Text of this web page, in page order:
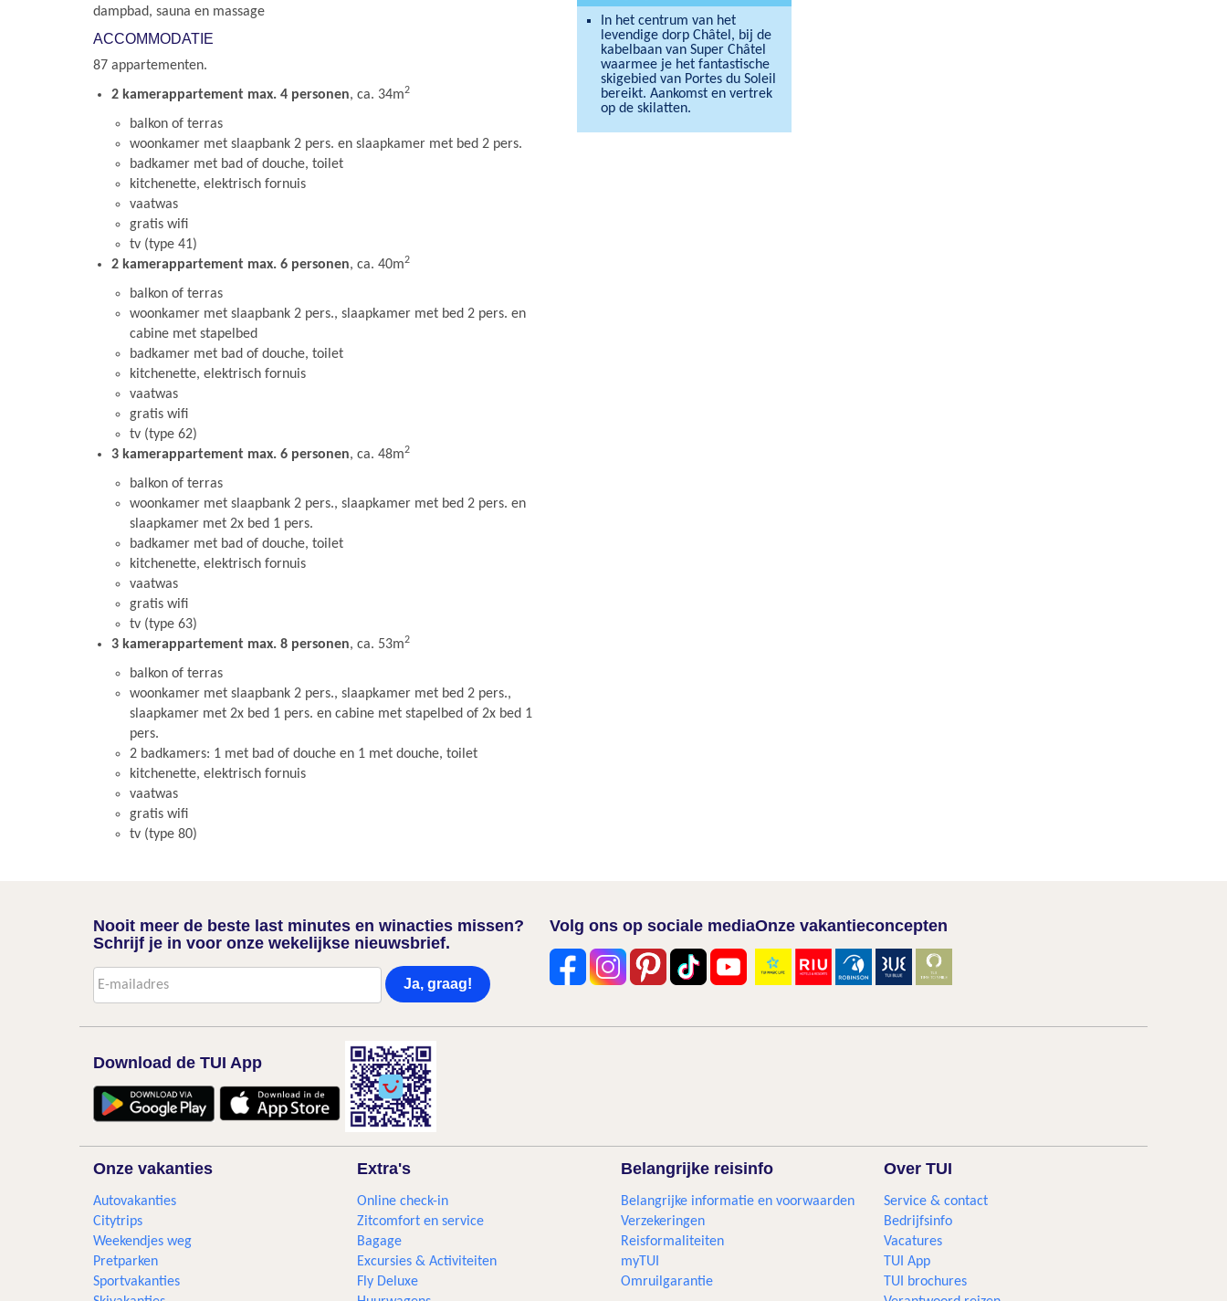
dampbad, sauna en massage
ACCOMMODATIE
87 appartementen.
2 kamerappartement max. 4 personen, ca. 34m2
balkon of terras
woonkamer met slaapbank 2 pers. en slaapkamer met bed 2 pers.
badkamer met bad of douche, toilet
kitchenette, elektrisch fornuis
vaatwas
gratis wifi
tv (type 41)
2 kamerappartement max. 6 personen, ca. 40m2
balkon of terras
woonkamer met slaapbank 2 pers., slaapkamer met bed 2 pers. en
cabine met stapelbed
badkamer met bad of douche, toilet
kitchenette, elektrisch fornuis
vaatwas
gratis wifi
tv (type 62)
3 kamerappartement max. 6 personen, ca. 48m2
balkon of terras
woonkamer met slaapbank 2 pers., slaapkamer met bed 2 pers. en
slaapkamer met 2x bed 1 pers.
badkamer met bad of douche, toilet
kitchenette, elektrisch fornuis
vaatwas
gratis wifi
tv (type 63)
3 kamerappartement max. 8 personen, ca. 53m2
balkon of terras
woonkamer met slaapbank 2 pers., slaapkamer met bed 2 pers.,
slaapkamer met 2x bed 1 pers. en cabine met stapelbed of 2x bed 1
pers.
2 badkamers: 1 met bad of douche en 1 met douche, toilet
kitchenette, elektrisch fornuis
vaatwas
gratis wifi
tv (type 80)
In het centrum van het
levendige dorp Châtel, bij de
kabelbaan van Super Châtel
waarmee je het fantastische
skigebied van Portes du Soleil
bereikt. Aankomst en vertrek
op de skilatten.
Nooit meer de beste last minutes en winacties missen?
Schrijf je in voor onze wekelijkse nieuwsbrief.
Ja, graag!
Volg ons op sociale mediaOnze vakantieconcepten
Download de TUI App
Onze vakanties
Autovakanties
Citytrips
Weekendjes weg
Pretparken
Sportvakanties
Extra's
Online check-in
Zitcomfort en service
Bagage
Excursies & Activiteiten
Fly Deluxe
Belangrijke reisinfo
Belangrijke informatie en voorwaarden
Verzekeringen
Reisformaliteiten
myTUI
Omruilgarantie
Over TUI
Service & contact
Bedrijfsinfo
Vacatures
TUI App
TUI brochures